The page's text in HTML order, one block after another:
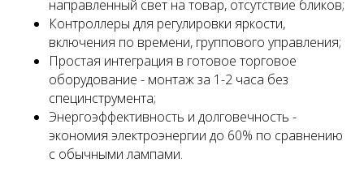
направленный свет на товар, отсутствие бликов;
Контроллеры для регулировки яркости,
включения по времени, группового управления;
Простая интеграция в готовое торговое
оборудование - монтаж за 1-2 часа без
специнструмента;
Энергоэффективность и долговечность -
экономия электроэнергии до 60% по сравнению
с обычными лампами.